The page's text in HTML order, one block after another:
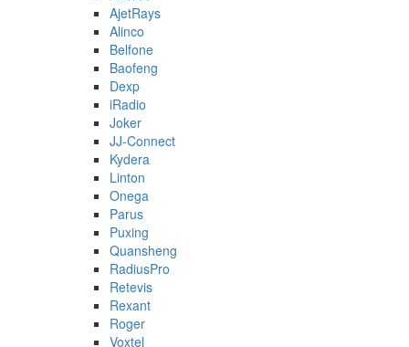
AjetRays
Alinco
Belfone
Baofeng
Dexp
iRadio
Joker
JJ-Connect
Kydera
Linton
Onega
Parus
Puxing
Quansheng
RadiusPro
Retevis
Rexant
Roger
Voxtel